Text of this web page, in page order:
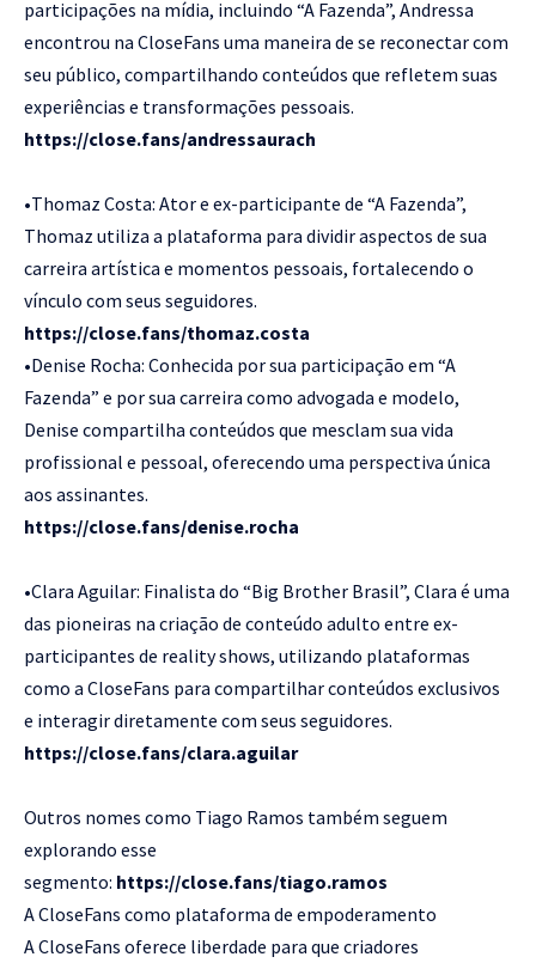
participações na mídia, incluindo “A Fazenda”, Andressa
encontrou na CloseFans uma maneira de se reconectar com
seu público, compartilhando conteúdos que refletem suas
experiências e transformações pessoais.
https://close.fans/andressaurach
•Thomaz Costa: Ator e ex-participante de “A Fazenda”,
Thomaz utiliza a plataforma para dividir aspectos de sua
carreira artística e momentos pessoais, fortalecendo o
vínculo com seus seguidores.
https://close.fans/thomaz.costa
•Denise Rocha: Conhecida por sua participação em “A
Fazenda” e por sua carreira como advogada e modelo,
Denise compartilha conteúdos que mesclam sua vida
profissional e pessoal, oferecendo uma perspectiva única
aos assinantes.
https://close.fans/denise.rocha
•Clara Aguilar: Finalista do “Big Brother Brasil”, Clara é uma
das pioneiras na criação de conteúdo adulto entre ex-
participantes de reality shows, utilizando plataformas
como a CloseFans para compartilhar conteúdos exclusivos
e interagir diretamente com seus seguidores.
https://close.fans/clara.aguilar
Outros nomes como Tiago Ramos também seguem
explorando esse
segmento: https://close.fans/tiago.ramos
A CloseFans como plataforma de empoderamento
A CloseFans oferece liberdade para que criadores